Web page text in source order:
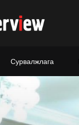
Сурвалжлага